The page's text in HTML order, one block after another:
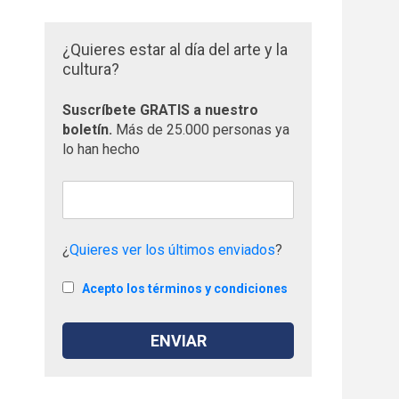
¿Quieres estar al día del arte y la
cultura?
Suscríbete GRATIS a nuestro
boletín. Más de 25.000 personas ya
lo han hecho
¿Quieres ver los últimos enviados?
Acepto los términos y condiciones